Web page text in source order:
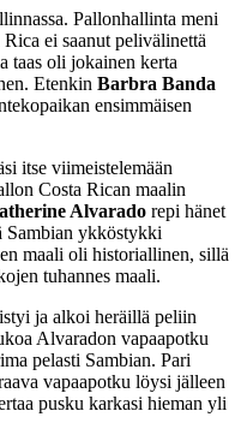
Pallonhallinta meni
ei saanut pelivälinettä
taas oli jokainen kerta
Etenkin Barbra Banda
ensimmäisen
itse viimeistelemään
Costa Rican maalin
Alvarado repi hänet
ykköstykki
maali oli historiallinen, sillä
tuhannes maali.
ja alkoi heräillä peliin
Alvaradon vapaapotku
pelasti Sambian. Pari
vapaapotku löysi jälleen
pusku karkasi hieman yli